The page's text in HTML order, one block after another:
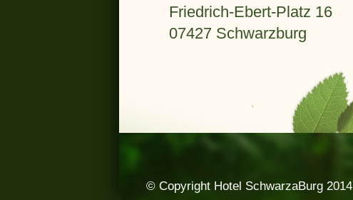
Friedrich-Ebert-Platz 16
07427 Schwarzburg
© Copyright Hotel SchwarzaBurg 2014